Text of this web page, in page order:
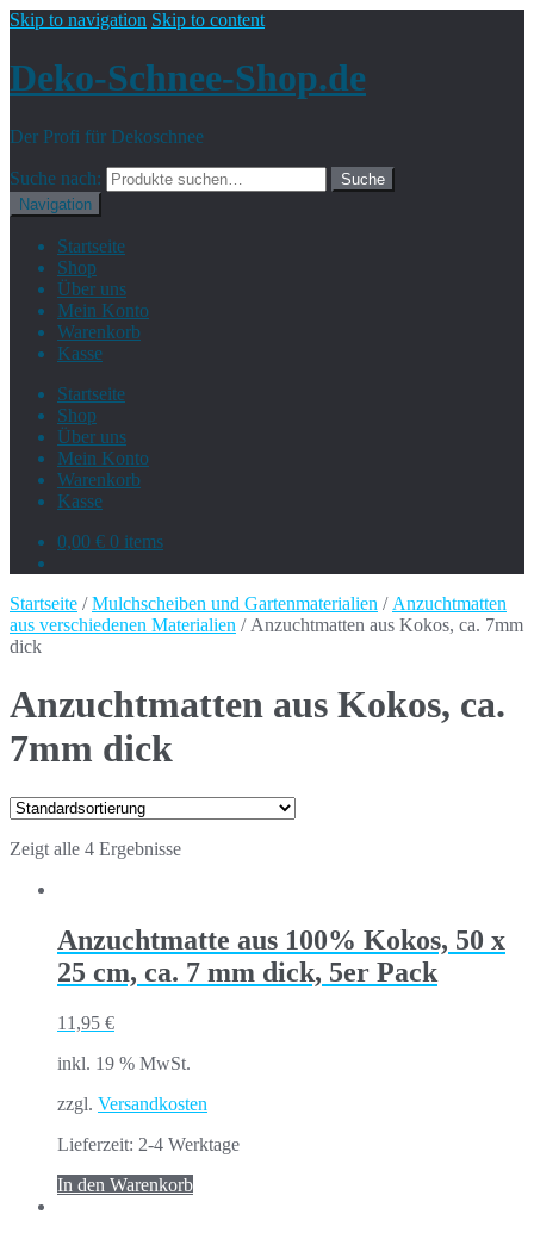
Skip to navigation Skip to content
Deko-Schnee-Shop.de
Der Profi für Dekoschnee
Suche nach:
Suche
Navigation
Startseite
Shop
Über uns
Mein Konto
Warenkorb
Kasse
Startseite
Shop
Über uns
Mein Konto
Warenkorb
Kasse
0,00 € 0 items
Startseite /Mulchscheiben und Gartenmaterialien / Anzuchtmatten
aus verschiedenen Materialien / Anzuchtmatten aus Kokos, ca. 7mm
dick
Anzuchtmatten aus Kokos, ca.
7mm dick
Zeigt alle 4 Ergebnisse
Anzuchtmatte aus 100% Kokos, 50 x
25 cm, ca. 7 mm dick, 5er Pack
11,95 €
inkl. 19 % MwSt.
zzgl. Versandkosten
Lieferzeit: 2-4 Werktage
In den Warenkorb